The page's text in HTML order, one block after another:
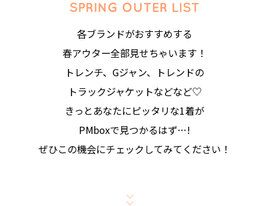
各ブランドがおすすめする
春アウター全部見せちゃいます！
トレンチ、Gジャン、トレンドの
トラックジャケットなどなど♡
きっとあなたにピッタリな1着が
PMboxで見つかるはず…!
ぜひこの機会にチェックしてみてください！